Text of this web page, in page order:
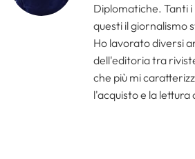
Diplomatiche. Tanti
questi il giornalismo
Ho lavorato diversi
dell'editoria tra
che più mi
l'acquisto e la lettura